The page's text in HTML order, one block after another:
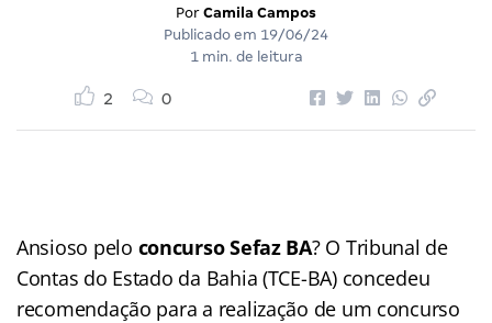
Por Camila Campos
Publicado em 19/06/24
1 min. de leitura
2 0
Ansioso pelo concurso Sefaz BA? O Tribunal de
Contas do Estado da Bahia (TCE-BA) concedeu
recomendação para a realização de um concurso